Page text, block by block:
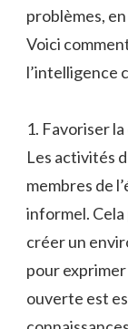
problèmes,
Voici
l’intelligence
1. Favoriser
Les activités
membres de
informel.
créer un
pour
ouverte est